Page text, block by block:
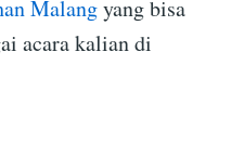
Malangyang bisa
acara kalian di